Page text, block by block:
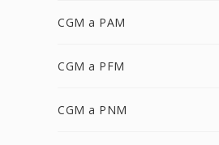
CGM a PAM
CGM a PFM
CGM a PNM